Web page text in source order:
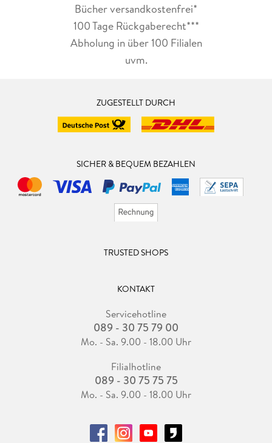
Bücher versandkostenfrei*
100 Tage Rückgaberecht***
Abholung in über 100 Filialen
uvm.
ZUGESTELLT DURCH
SICHER & BEQUEM BEZAHLEN
TRUSTED SHOPS
KONTAKT
Servicehotline
089 - 30 75 79 00
Mo. - Sa. 9.00 - 18.00 Uhr
Filialhotline
089 - 30 75 75 75
Mo. - Sa. 9.00 - 18.00 Uhr